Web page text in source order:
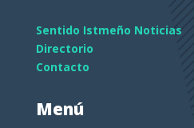
Sentido Istmeño Noticias
Directorio
Contacto
Menú